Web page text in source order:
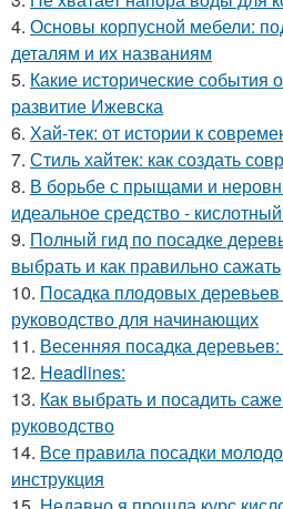
4. Основы корпусной мебели:
деталям и их названиям
5. Какие исторические события
развитие Ижевска
6. Хай-тек: от истории к
7. Стиль хайтек: как создать
8. В борьбе с прыщами и
идеальное средство -
9. Полный гид по посадке
выбрать и как правильно сажать
10. Посадка плодовых
руководство для начинающих
11. Весенняя посадка
12. Headlines:
13. Как выбрать и посадить
руководство
14. Все правила посадки
инструкция